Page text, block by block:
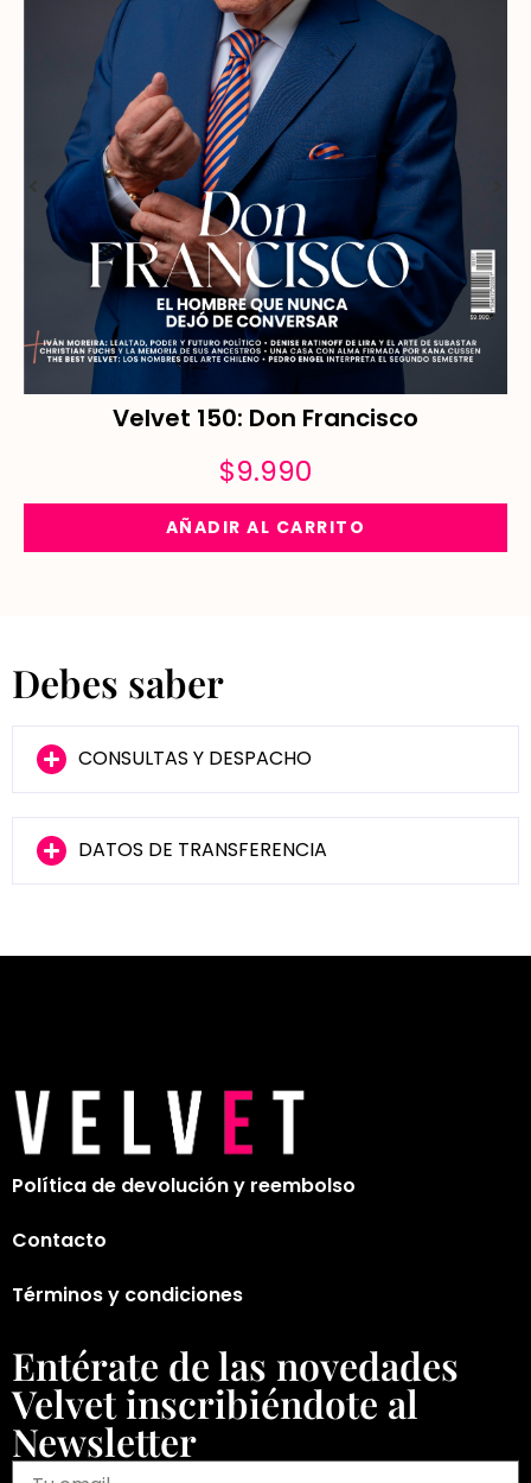
Velvet 150: Don Francisco
$9.990
AÑADIR AL CARRITO
Debes saber
CONSULTAS Y DESPACHO
DATOS DE TRANSFERENCIA
Política de devolución y reembolso
Contacto
Términos y condiciones
Entérate de las novedades
Velvet inscribiéndote al
Newsletter